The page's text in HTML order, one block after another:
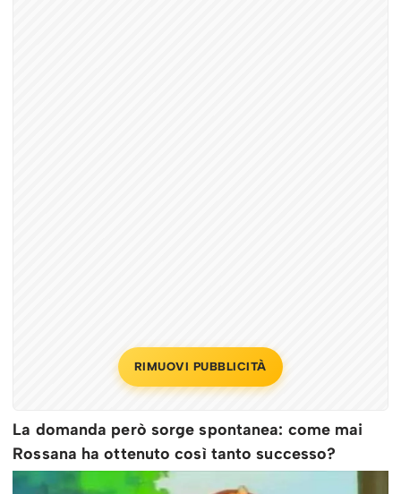
RIMUOVI PUBBLICITÀ
La domanda però sorge spontanea: come mai
Rossana ha ottenuto così tanto successo?